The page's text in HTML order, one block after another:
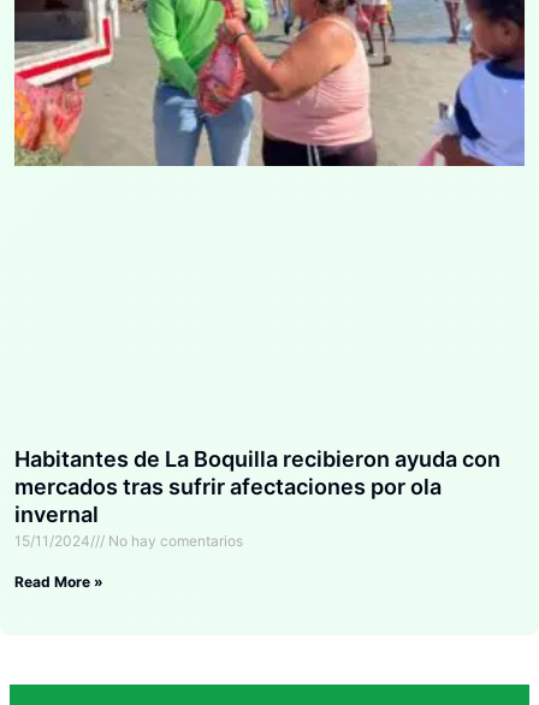
Habitantes de La Boquilla recibieron ayuda con
mercados tras sufrir afectaciones por ola
invernal
15/11/2024 No hay comentarios
Read More »